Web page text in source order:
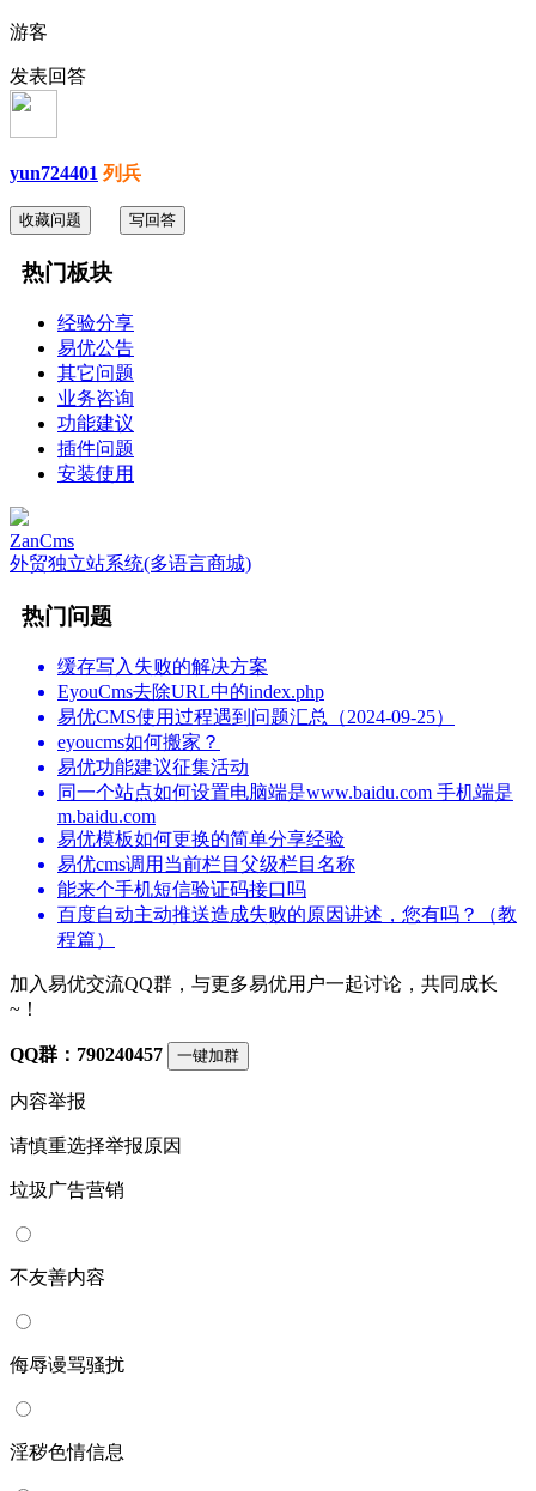
游客
发表回答
yun724401 列兵
收藏问题 写回答
热门板块
经验分享
易优公告
其它问题
业务咨询
功能建议
插件问题
安装使用
ZanCms
外贸独立站系统(多语言商城)
热门问题
缓存写入失败的解决方案
EyouCms去除URL中的index.php
易优CMS使用过程遇到问题汇总（2024-09-25）
eyoucms如何搬家？
易优功能建议征集活动
同一个站点如何设置电脑端是www.baidu.com 手机端是
m.baidu.com
易优模板如何更换的简单分享经验
易优cms调用当前栏目父级栏目名称
能来个手机短信验证码接口吗
百度自动主动推送造成失败的原因讲述，您有吗？（教
程篇）
加入易优交流QQ群，与更多易优用户一起讨论，共同成长
~！
QQ群：790240457 一键加群
内容举报
请慎重选择举报原因
垃圾广告营销
不友善内容
侮辱谩骂骚扰
淫秽色情信息